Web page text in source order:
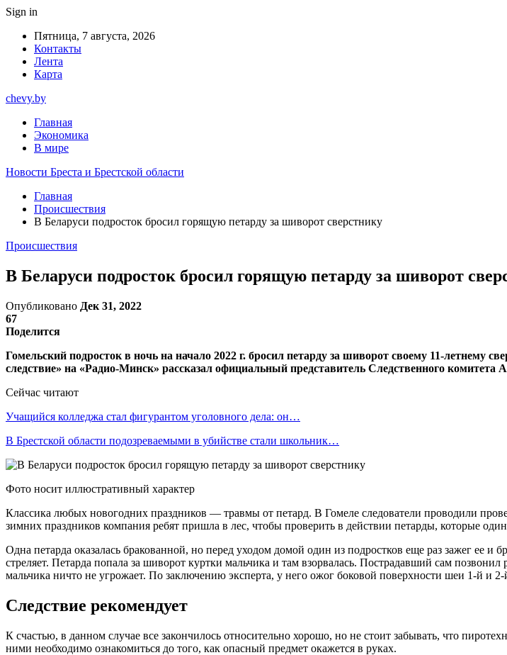
Sign in
Пятница, 7 августа, 2026
Контакты
Лента
Карта
chevy.by
Главная
Экономика
В мире
Новости Бреста и Брестской области
Главная
Происшествия
В Беларуси подросток бросил горящую петарду за шиворот сверстнику
Происшествия
В Беларуси подросток бросил горящую петарду за шиворот
Опубликовано Дек 31, 2022
67
Поделится
Гомельский подросток в ночь на начало 2022 г. бросил петарду за шиворот своему 11-
следствие» на «Радио-Минск» рассказал официальный представитель Следственного
Сейчас читают
Учащийся колледжа стал фигурантом уголовного дела: он…
В Брестской области подозреваемыми в убийстве стали школьник…
Фото носит иллюстративный характер
Классика любых новогодних праздников — травмы от петард. В Гомеле следователи проводили
зимних праздников компания ребят пришла в лес, чтобы проверить в действии петарды, которые
Одна петарда оказалась бракованной, но перед уходом домой один из подростков еще раз зажег ее и
стреляет. Петарда попала за шиворот куртки мальчика и там взорвалась. Пострадавший сам
мальчика ничто не угрожает. По заключению эксперта, у него ожог боковой поверхности шеи 1-й и 2-
Следствие рекомендует
К счастью, в данном случае все закончилось относительно хорошо, но не стоит забывать, что
ними необходимо ознакомиться до того, как опасный предмет окажется в руках.